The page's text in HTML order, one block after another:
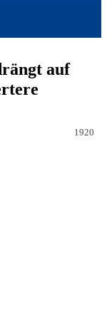
auf
1920